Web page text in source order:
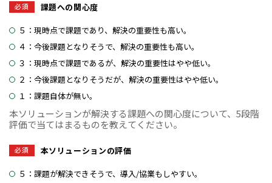
課題への関心度
必須
５：現時点で課題であり、解決の重要性も高い。
４：今後課題となりそうで、解決の重要性も高い。
３：現時点で課題であるが、解決の重要性はやや低い。
２：今後課題となりそうだが、解決の重要性はやや低い。
１：課題自体が無い。
本ソリューションが解決する課題への関心度について、5段階
評価で当てはまるものを教えてください。
本ソリューションの評価
必須
５：課題が解決できそうで、導入/協業もしやすい。